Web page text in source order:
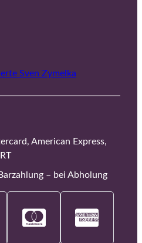
Sven Zymelka
American Express,
– bei Abholung